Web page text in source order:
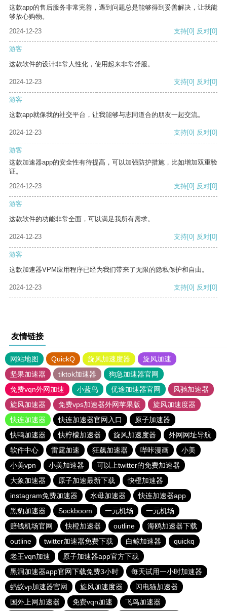
这款app的售后服务非常完善，遇到问题总是能够得到妥善解决，让我能
够放心购物。
2024-12-23
支持[0] 反对[0]
游客
这款软件的设计非常人性化，使用起来非常舒服。
2024-12-23 支持[0] 反对[0]
游客
这款app就像我的社交平台，让我能够与志同道合的朋友一起交流。
2024-12-23 支持[0] 反对[0]
游客
这款加速器app的安全性有待提高，可以加强防护措施，比如增加双重验
证。
2024-12-23
支持[0] 反对[0]
游客
这款软件的功能非常全面，可以满足我所有需求。
2024-12-23 支持[0] 反对[0]
游客
这款加速器VPM应用程序已经为我们带来了无限的隐私保护和自由。
2024-12-23 支持[0] 反对[0]
友情链接
网站地图 QuickQ 旋风加速度器
旋风加速
坚果加速器
tiktok加速器
狗急加速器官网
免费vqn外网加速
小蓝鸟 优途加速器官网
风驰加速器
旋风加速器
免费vps加速器外网苹果版
旋风加速度器
快连加速器
快连加速器官网入口
原子加速器
快鸭加速器
快柠檬加速器 旋风加速度器
外网网址导航
软件中心
雷霆加速 狂飙加速器 哔咔漫画
小美
小美vpn
小美加速器
可以上twitter的免费加速器
大象加速器
原子加速最新下载
快橙加速器
instagram免费加速器
水母加速器
快连加速器app
黑豹加速器
Sockboom 一元机场
一元机场
赔钱机场官网
快橙加速器 outline
海鸥加速器下载
outline
twitter加速器免费下载 白鲸加速器
quickq
老王vqn加速
原子加速器app官方下载
黑洞加速器app官网下载免费3小时
每天试用一小时加速器
蚂蚁vp加速器官网
旋风加速度器
闪电猫加速器
国外上网加速器
免费vqn加速 飞鸟加速器